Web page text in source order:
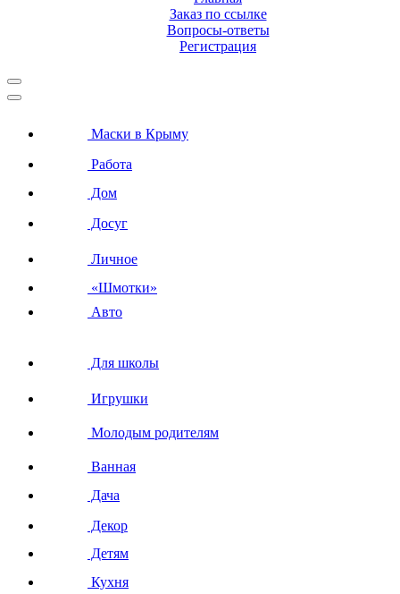
Заказ по ссылке
Вопросы-ответы
Регистрация
Маски в Крыму
Работа
Дом
Досуг
Личное
«Шмотки»
Авто
Для школы
Игрушки
Молодым родителям
Ванная
Дача
Декор
Детям
Кухня